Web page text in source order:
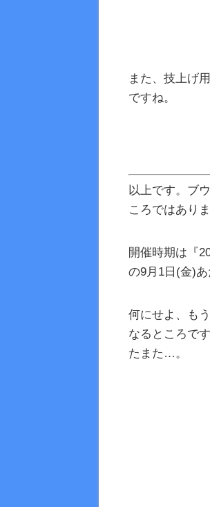
また、技上げ
ですね。
以上です。ブ
ころではあり
開催時期は『
の9月1日(金)
何にせよ、も
なるところで
たまた…。